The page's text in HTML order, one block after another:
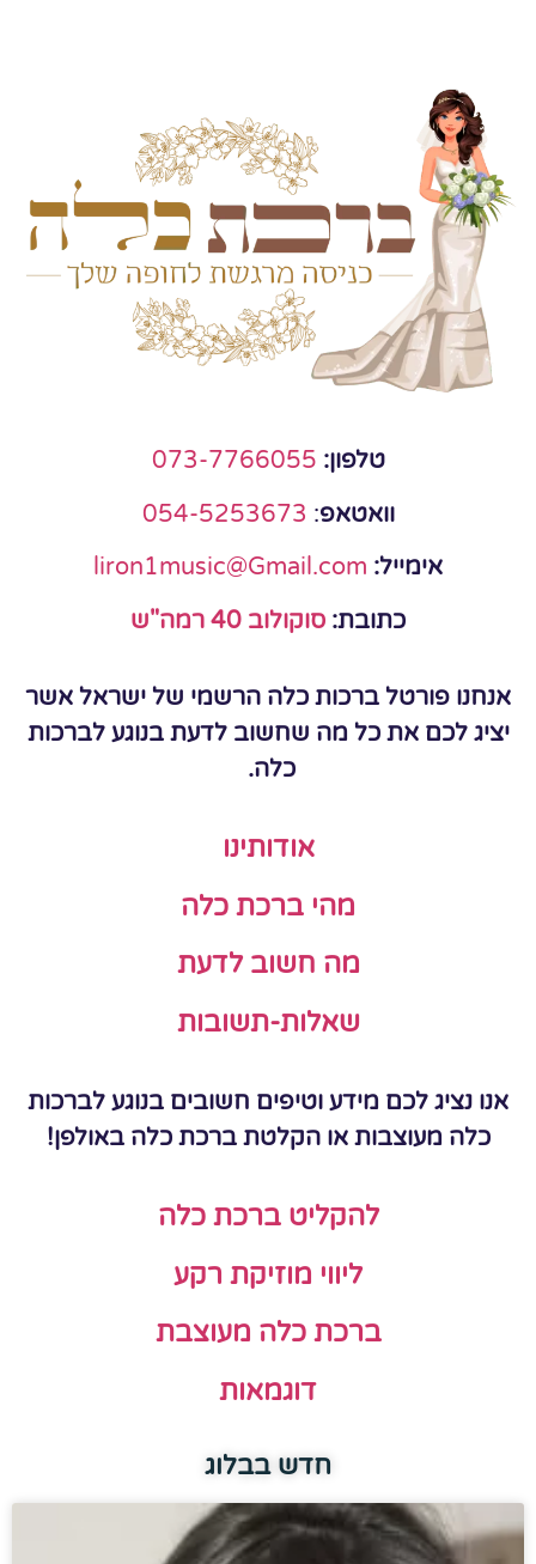
טלפון: 073-7766055
וואטאפ:
054-5253673
אימייל: liron1music@Gmail.com
כתובת: סוקולוב 40 רמה"ש
אנחנו פורטל ברכות כלה הרשמי של ישראל אשר
יציג לכם את כל מה שחשוב לדעת בנוגע לברכות
כלה.
אודותינו
מהי ברכת כלה
מה חשוב לדעת
שאלות-תשובות
אנו נציג לכם מידע וטיפים חשובים בנוגע לברכות
כלה מעוצבות או הקלטת ברכת כלה באולפן!
להקליט ברכת כלה
ליווי מוזיקת רקע
ברכת כלה מעוצבת
דוגמאות
חדש בבלוג